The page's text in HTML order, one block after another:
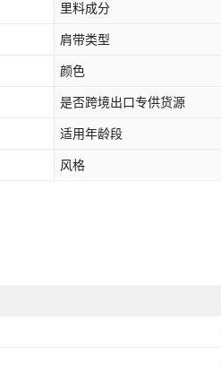
里料成分
肩带类型
颜色
是否跨境出口专供货源
适用年龄段
风格